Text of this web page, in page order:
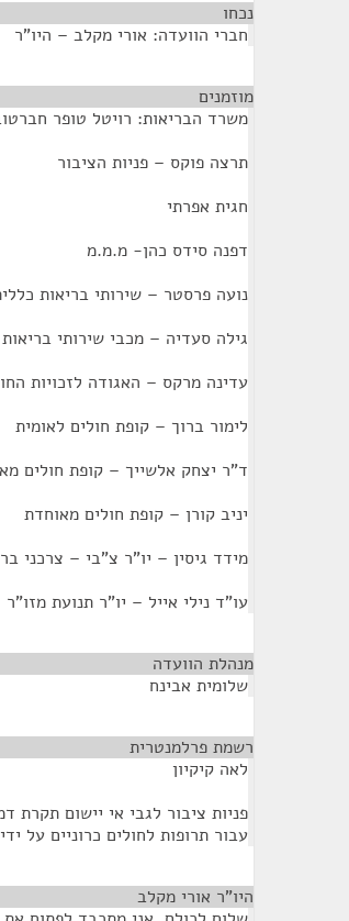
נכחו
חברי הוועדה: אורי מקלב – היו"ר
מוזמנים
משרד הבריאות: רויטל טופר
תרצה פוקס – פניות הציבור
חגית אפרתי
דפנה סידס כהן- מ.מ.מ
נועה פרסטר – שירותי בריאות
גילה סעדיה – מכבי שירותי בריאות
עדינה מרקס – האגודה לזכויות
לימור ברוך – קופת חולים לאומית
ד"ר יצחק אלשייך – קופת חולים
יניב קורן – קופת חולים מאוחדת
מידד גיסין – יו"ר צ"בי – צרכני
עו"ד נילי אייל – יו"ר תנועת מזו"ר
מנהלת הוועדה
שלומית אבינח
רשמת פרלמנטרית
לאה קיקיון
פניות ציבור לגבי אי יישום תקרת
עבור תרופות לחולים כרוניים על
היו"ר אורי מקלב